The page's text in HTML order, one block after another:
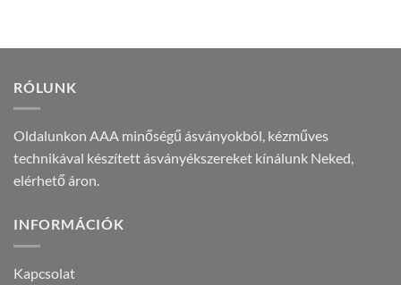
RÓLUNK
Oldalunkon AAA minőségű ásványokból, kézműves
technikával készített ásványékszereket kínálunk Neked,
elérhető áron.
INFORMÁCIÓK
Kapcsolat